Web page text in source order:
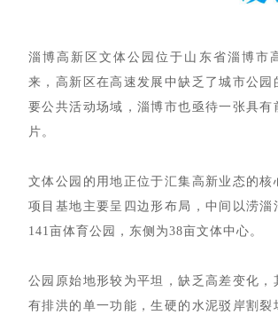
淄博高新区文体公园位于山东省淄博市
来，高新区在高速发展中缺乏了城市公园
要公共活动场域，淄博市也亟待一张具有
片。
文体公园的用地正位于汇集高新业态的核
项目基地主要呈四边形布局，中间以涝淄
141亩体育公园，东侧为38亩文体中心。
公园原始地形较为平坦，缺乏高差变化，
有排洪的单一功能，生硬的水泥驳岸割裂